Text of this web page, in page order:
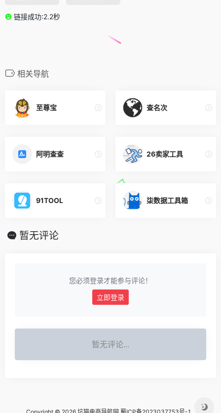
链接成功:2.2秒
相关导航
至尊宝 查名次
阿明查查 26卖家工具
91TOOL 柒数据工具箱
暂无评论
您必须登录才能参与评论！
立即登录
暂无评论...